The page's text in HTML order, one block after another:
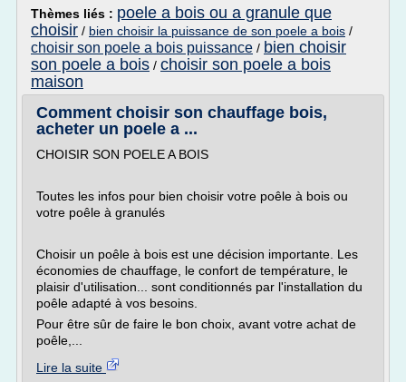
Thèmes liés : poele a bois ou a granule que
choisir / bien choisir la puissance de son poele a bois /
choisir son poele a bois puissance / bien choisir
son poele a bois / choisir son poele a bois
maison
Comment choisir son chauffage bois,
acheter un poele a ...
CHOISIR SON POELE A BOIS
Toutes les infos pour bien choisir votre poêle à bois ou
votre poêle à granulés
Choisir un poêle à bois est une décision importante. Les
économies de chauffage, le confort de température, le
plaisir d'utilisation... sont conditionnés par l'installation du
poêle adapté à vos besoins.
Pour être sûr de faire le bon choix, avant votre achat de
poêle,...
Lire la suite